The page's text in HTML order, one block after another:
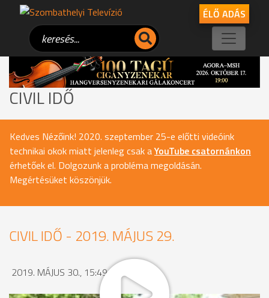
ÉLŐ ADÁS
CIVIL IDŐ
Kedves Nézőink! 2020. szeptember 25-e előtti videóink
technikai okok miatt jelenleg csak aYouTube csatornánkon
érhetőek el. Dolgozunk a probléma megoldásán.
Megértésüket köszönjük.
CIVIL IDŐ - 2019. MÁJUS 29.
2019. MÁJUS 30., 15:49